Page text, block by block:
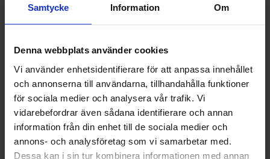
Samtycke Information Om
Denna webbplats använder cookies
Vi använder enhetsidentifierare för att anpassa innehållet
och annonserna till användarna, tillhandahålla funktioner
för sociala medier och analysera vår trafik. Vi
vidarebefordrar även sådana identifierare och annan
information från din enhet till de sociala medier och
annons- och analysföretag som vi samarbetar med.
Dessa kan i sin tur kombinera informationen med annan
Vem kan delta?
Du behöver ha ett betaltenskilt medlemskap eller
Övrig information
Den öppna träffen är för medlemmar och är kostnadsfri.
Föranmälan krävs, då det finns ett begränsat antal platser.
Sista anmälningsdag 8 april.
Endast en bokning per person